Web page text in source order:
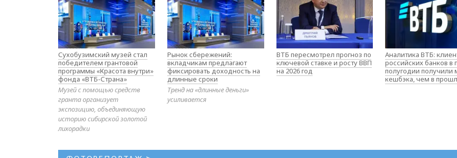
Сухобузимский музей стал
победителем грантовой
программы «Красота внутри»
фонда «ВТБ-Страна»
Музей с помощью средств
гранта организует
экспозицию, объединяющую
историю сибирской золотой
лихорадки
Рынок сбережений:
вкладчикам предлагают
фиксировать доходность на
длинные сроки
Тренд на «длинные деньги»
усиливается
ВТБ пересмотрел прогноз по
ключевой ставке и росту ВВП
на 2026 год
Аналитика ВТБ:
российских банков в
полугодии
кешбэка, чем в